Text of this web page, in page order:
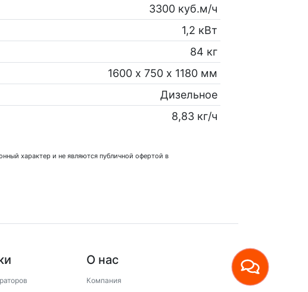
3300 куб.м/ч
1,2 кВт
84 кг
1600 х 750 х 1180 мм
Дизельное
8,83 кг/ч
характер и не являются публичной офертой в
О нас
Компания